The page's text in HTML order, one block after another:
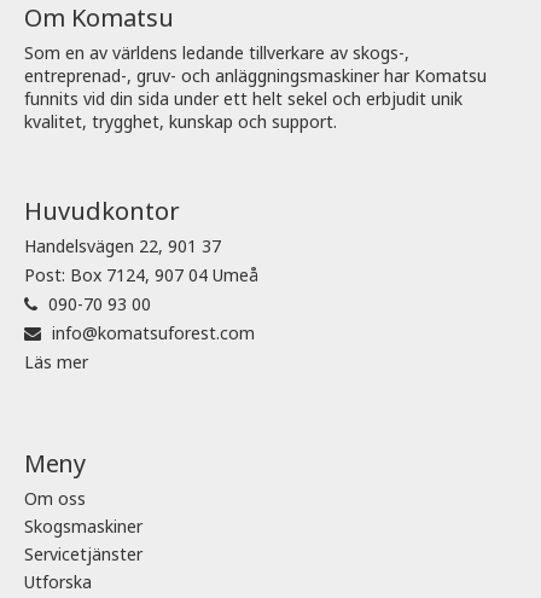
Om Komatsu
Som en av världens ledande tillverkare av skogs-,
entreprenad-, gruv- och anläggningsmaskiner har Komatsu
funnits vid din sida under ett helt sekel och erbjudit unik
kvalitet, trygghet, kunskap och support.
Huvudkontor
Handelsvägen 22, 901 37
Post: Box 7124, 907 04 Umeå
090-70 93 00
info@komatsuforest.com
Läs mer
Meny
Om oss
Skogsmaskiner
Servicetjänster
Utforska